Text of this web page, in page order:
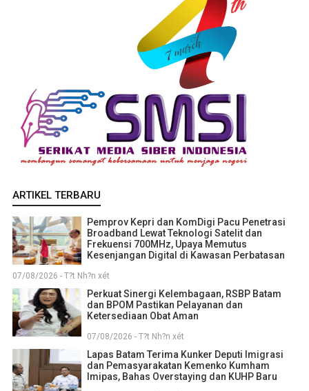
ARTIKEL TERBARU
Pemprov Kepri dan KomDigi Pacu Penetrasi
Broadband Lewat Teknologi Satelit dan
Frekuensi 700MHz, Upaya Memutus
Kesenjangan Digital di Kawasan Perbatasan
07/08/2026 - T?t Nh?n xét
Perkuat Sinergi Kelembagaan, RSBP Batam
dan BPOM Pastikan Pelayanan dan
Ketersediaan Obat Aman
07/08/2026 - T?t Nh?n xét
Lapas Batam Terima Kunker Deputi Imigrasi
dan Pemasyarakatan Kemenko Kumham
Imipas, Bahas Overstaying dan KUHP Baru